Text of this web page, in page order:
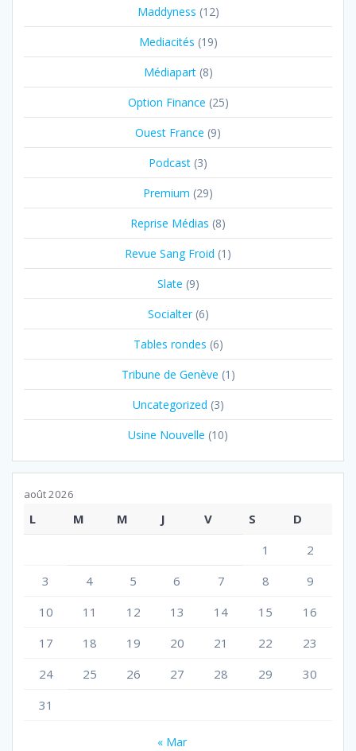
Maddyness (12)
Mediacités (19)
Médiapart(8)
Option Finance (25)
Ouest France (9)
Podcast (3)
Premium (29)
Reprise Médias (8)
Revue Sang Froid (1)
Slate (9)
Socialter(6)
Tables rondes (6)
Tribune de Genève (1)
Uncategorized (3)
Usine Nouvelle (10)
août 2026
L M M J V S
D
1
2
3
4 5 6 7 8
9
10
11 12 13 14 15
16
17
18 19 20 21 22
23
24
25 26 27 28 29
30
31
« Mar